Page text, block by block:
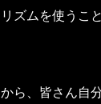
ズムを使うこ
ら、皆さん自